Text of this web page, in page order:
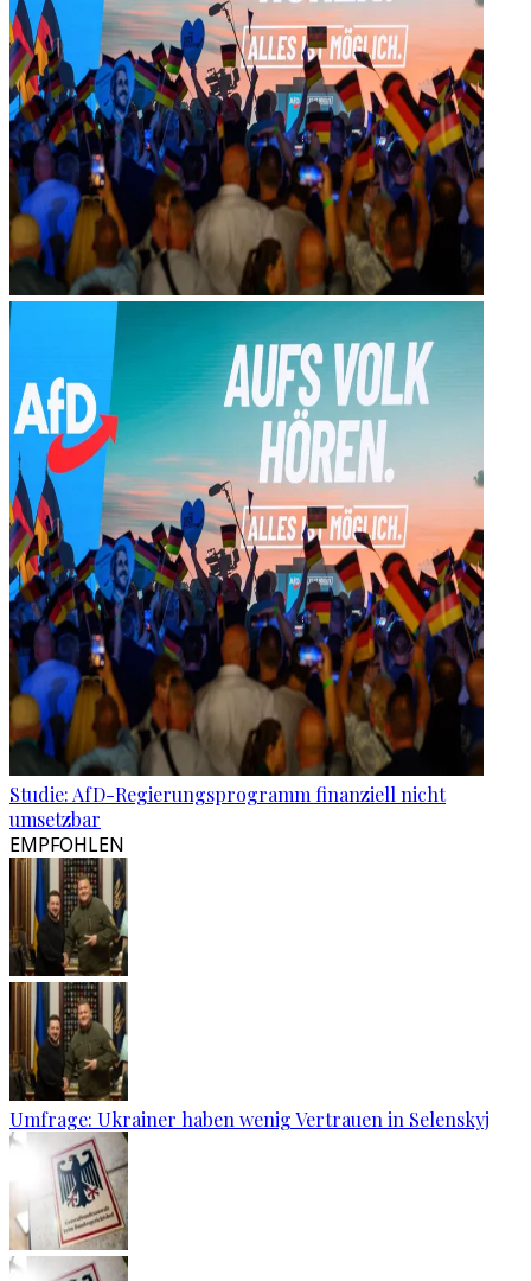
Studie: AfD-Regierungsprogramm finanziell nicht
umsetzbar
EMPFOHLEN
Umfrage: Ukrainer haben wenig Vertrauen in Selenskyj